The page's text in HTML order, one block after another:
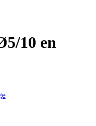
10 en